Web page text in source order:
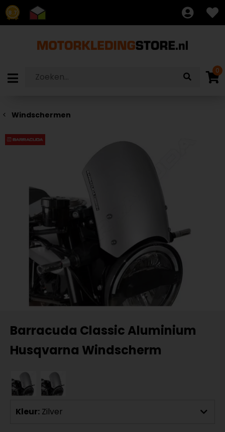
8.7
0
Windschermen
Barracuda Classic Aluminium
Husqvarna Windscherm
Kleur: Zilver